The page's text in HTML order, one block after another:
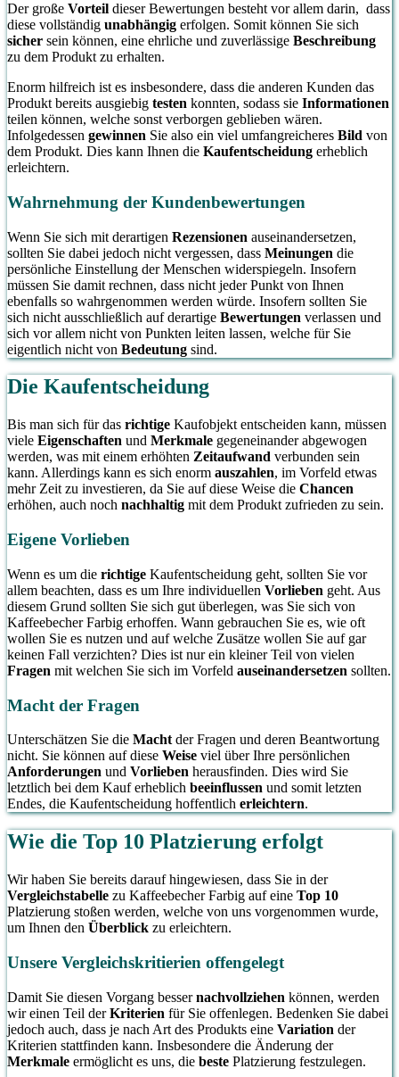
Der große Vorteil dieser Bewertungen besteht vor allem darin, dass
diese vollständig unabhängig erfolgen. Somit können Sie sich
sicher sein können, eine ehrliche und zuverlässige Beschreibung
zu dem Produkt zu erhalten.
Enorm hilfreich ist es insbesondere, dass die anderen Kunden das
Produkt bereits ausgiebig testen konnten, sodass sie Informationen
teilen können, welche sonst verborgen geblieben wären.
Infolgedessen gewinnen Sie also ein viel umfangreicheres Bild von
dem Produkt. Dies kann Ihnen die Kaufentscheidung erheblich
erleichtern.
Wahrnehmung der Kundenbewertungen
Wenn Sie sich mit derartigen Rezensionen auseinandersetzen,
sollten Sie dabei jedoch nicht vergessen, dass Meinungen die
persönliche Einstellung der Menschen widerspiegeln. Insofern
müssen Sie damit rechnen, dass nicht jeder Punkt von Ihnen
ebenfalls so wahrgenommen werden würde. Insofern sollten Sie
sich nicht ausschließlich auf derartige Bewertungen verlassen und
sich vor allem nicht von Punkten leiten lassen, welche für Sie
eigentlich nicht von Bedeutung sind.
Die Kaufentscheidung
Bis man sich für das richtige Kaufobjekt entscheiden kann, müssen
viele Eigenschaften und Merkmale gegeneinander abgewogen
werden, was mit einem erhöhten Zeitaufwand verbunden sein
kann. Allerdings kann es sich enorm auszahlen, im Vorfeld etwas
mehr Zeit zu investieren, da Sie auf diese Weise die Chancen
erhöhen, auch noch nachhaltig mit dem Produkt zufrieden zu sein.
Eigene Vorlieben
Wenn es um die richtige Kaufentscheidung geht, sollten Sie vor
allem beachten, dass es um Ihre individuellen Vorlieben geht. Aus
diesem Grund sollten Sie sich gut überlegen, was Sie sich von
Kaffeebecher Farbig erhoffen. Wann gebrauchen Sie es, wie oft
wollen Sie es nutzen und auf welche Zusätze wollen Sie auf gar
keinen Fall verzichten? Dies ist nur ein kleiner Teil von vielen
Fragen mit welchen Sie sich im Vorfeld auseinandersetzen sollten.
Macht der Fragen
Unterschätzen Sie die Macht der Fragen und deren Beantwortung
nicht. Sie können auf diese Weise viel über Ihre persönlichen
Anforderungen und Vorlieben herausfinden. Dies wird Sie
letztlich bei dem Kauf erheblich beeinflussen und somit letzten
Endes, die Kaufentscheidung hoffentlich erleichtern.
Wie die Top 10 Platzierung erfolgt
Wir haben Sie bereits darauf hingewiesen, dass Sie in der
Vergleichstabelle zu Kaffeebecher Farbig auf eine Top 10
Platzierung stoßen werden, welche von uns vorgenommen wurde,
um Ihnen den Überblick zu erleichtern.
Unsere Vergleichskritierien offengelegt
Damit Sie diesen Vorgang bessernachvollziehen können, werden
wir einen Teil derKriterien für Sie offenlegen. Bedenken Sie dabei
jedoch auch, dass je nach Art des Produkts eine Variation der
Kriterien stattfinden kann. Insbesondere die Änderung der
Merkmale ermöglicht es uns, die beste Platzierung festzulegen.